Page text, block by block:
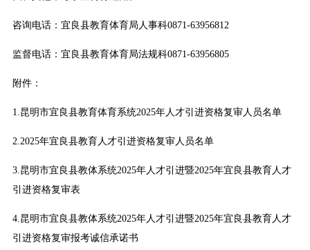
咨询电话：宜良县教育体育局人事科0871-63956812
监督电话：宜良县教育体育局法规科0871-63956805
附件：
1.昆明市宜良县教育体育系统2025年人才引进资格复审人员名单
2.2025年宜良县教育人才引进资格复审人员名单
3.昆明市宜良县教体系统2025年人才引进暨2025年宜良县教育人才
引进资格复审表
4.昆明市宜良县教体系统2025年人才引进暨2025年宜良县教育人才
引进资格复审报考诚信承诺书